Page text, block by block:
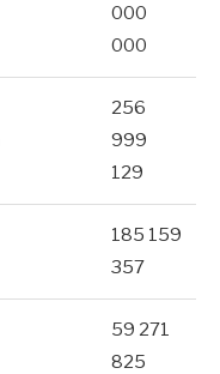
000
000
256
999
129
185 159
357
59 271
825